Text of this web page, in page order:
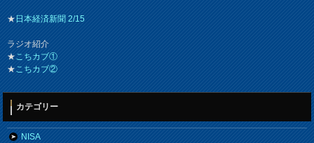
★日本経済新聞 2/15
ラジオ紹介
★こちカブ①
★こちカブ②
カテゴリー
NISA